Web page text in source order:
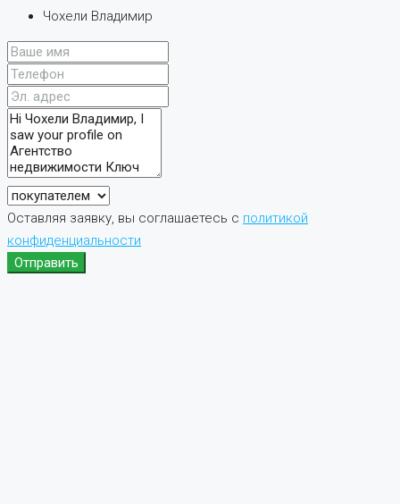
Чохели Владимир
Оставляя заявку, вы соглашаетесь с политикой
конфиденциальности
Отправить